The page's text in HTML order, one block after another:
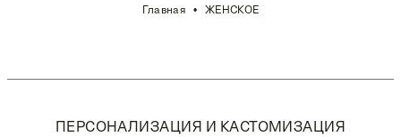
Главная ЖЕНСКОЕ
ПЕРСОНАЛИЗАЦИЯ И КАСТОМИЗАЦИЯ